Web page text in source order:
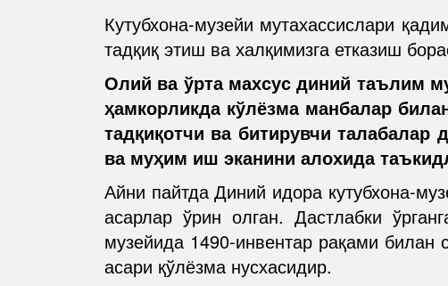
Кутубхона-музейи мутахассислари
тадқиқ этиш ва халқимизга етказиш
Олий ва ўрта махсус диний таълим
ҳамкорликда кўлёзма манбалар
тадқиқотчи ва битирувчи
ва муҳим иш эканини алохида
Айни пайтда Диний идора кутубхона-
асарлар ўрин олган. Дастлабки
музейида 1490-инвентар рақами билан
асари қўлёзма нусхасидир.